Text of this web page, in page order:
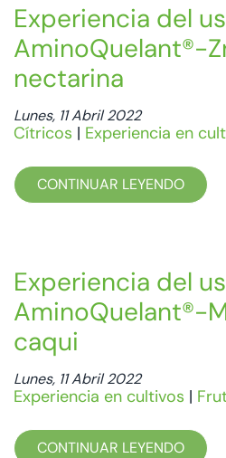
Experiencia del
AminoQuelant®-
nectarina
Lunes, 11 Abril 2022
Cítricos | Experiencia en
CONTINUAR LEYENDO
Experiencia del
AminoQuelant®-
caqui
Lunes, 11 Abril 2022
Experiencia en cultivos |
CONTINUAR LEYENDO